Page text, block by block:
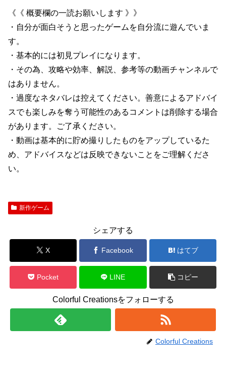
《《 概要欄の一読お願いします 》》
・自分が面白そうと思ったゲームを自分流に遊んでいま
す。
・基本的には初見プレイになります。
・その為、攻略や効率、解説、参考等の動画チャンネルで
はありません。
・過度なネタバレは控えてください。善意によるアドバイ
スでも楽しみを奪う可能性のあるコメントは削除する場合
があります。ご了承ください。
・動画は基本的に貯め撮りしたものをアップしているた
め、アドバイスなどは反映できないことをご理解くださ
い。
新作ゲーム
シェアする
X Facebook はてブ
Pocket LINE コピー
Colorful Creationsをフォローする
Colorful Creations